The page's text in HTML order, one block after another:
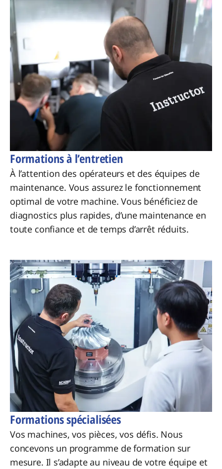
Formations à l’entretien
À l’attention des opérateurs et des équipes de
maintenance. Vous assurez le fonctionnement
optimal de votre machine. Vous bénéficiez de
diagnostics plus rapides, d’une maintenance en
toute confiance et de temps d’arrêt réduits.
Formations spécialisées
Vos machines, vos pièces, vos défis. Nous
concevons un programme de formation sur
mesure. Il s’adapte au niveau de votre équipe et